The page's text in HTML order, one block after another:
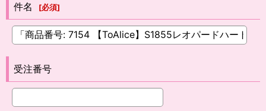
件名 [必須]
受注番号